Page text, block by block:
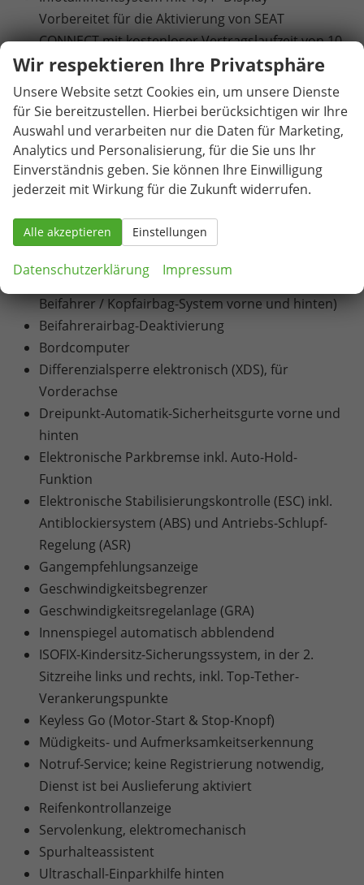
Vorbereitet für die Aktivierung von SEAT
CONNECT mit kostenloser Vertragslaufzeit von 10
Jahren
USB-C-Schnittstelle 2 vorne
Blinkleuchten mit LED-Technologie integriert in
Außenspiegel
LED-Technologie für Scheinwerfer, Tagfahrlicht
und Heckleuchten
Nebelscheinwerfer mit Abbiegelicht-Funktion in
LED-Technologie
Voll-LED-Heckleuchten
7 Airbags (Airbag für Fahrer und Beifahrer /
Center-Airbag / Seitenairbag für Fahrer und
Beifahrer / Kopfairbag-System vorne und hinten)
Beifahrerairbag-Deaktivierung
Bordcomputer
Differenzialsperre elektronisch (XDS), für
Vorderachse
Dreipunkt-Automatik-Sicherheitsgurte vorne und
hinten
Elektronische Parkbremse inkl. Auto-Hold-
Funktion
Elektronische Stabilisierungskontrolle (ESC) inkl.
Antiblockiersystem (ABS) und Antriebs-Schlupf-
Regelung (ASR)
Gangempfehlungsanzeige
Geschwindigkeitsbegrenzer
Geschwindigkeitsregelanlage (GRA)
Innenspiegel automatisch abblendend
ISOFIX-Kindersitz-Sicherungssystem, in der 2.
Sitzreihe links und rechts, inkl. Top-Tether-
Verankerungspunkte
Keyless Go (Motor-Start & Stop-Knopf)
Müdigkeits- und Aufmerksamkeitserkennung
Notruf-Service; keine Registrierung notwendig,
Dienst ist bei Auslieferung aktiviert
Reifenkontrollanzeige
Servolenkung, elektromechanisch
Spurhalteassistent
Ultraschall-Einparkhilfe hinten
Wir respektieren Ihre Privatsphäre
Unsere Website setzt Cookies ein, um unsere Dienste
für Sie bereitzustellen. Hierbei berücksichtigen wir Ihre
Auswahl und verarbeiten nur die Daten für Marketing,
Analytics und Personalisierung, für die Sie uns Ihr
Einverständnis geben. Sie können Ihre Einwilligung
jederzeit mit Wirkung für die Zukunft widerrufen.
Alle akzeptieren Einstellungen
Datenschutzerklärung Impressum